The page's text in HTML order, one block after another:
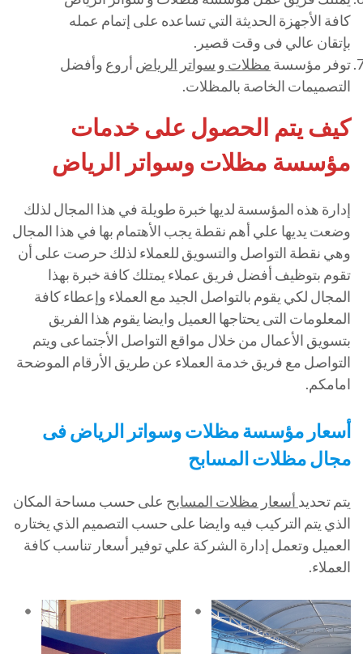
كافة الأجهزة الحديثة التي تساعده على إتمام عمله
بإتقان عالي فى وقت قصير.
توفر مؤسسة مظلات و سواتر الرياض أروع وأفضل
التصميمات الخاصة بالمظلات.
كيف يتم الحصول على خدمات
مؤسسة مظلات وسواتر الرياض
إدارة هذه المؤسسة لديها خبرة طويلة في هذا المجال لذلك
وضعت يديها علي أهم نقطة يجب الأهتمام بها في هذا المجال
وهي نقطة التواصل والتسويق للعملاء لذلك حرصت على أن
تقوم بتوظيف أفضل فريق عملاء يمتلك كافة خبرة بهذا
المجال لكي يقوم بالتواصل الجيد مع العملاء وإعطاء كافة
المعلومات التى يحتاجها العميل وايضا يقوم هذا الفريق
بتسويق الأعمال من خلال مواقع التواصل الأجتماعى ويتم
التواصل مع فريق خدمة العملاء عن طريق الأرقام الموضحة
امامكم.
أسعار مؤسسة مظلات وسواتر الرياض فى
مجال مظلات المسابح
يتم تحديد أسعار مظلات المسابح على حسب مساحة المكان
الذي يتم التركيب فيه وايضا على حسب التصميم الذي يختاره
العميل وتعمل إدارة الشركة علي توفير أسعار تناسب كافة
العملاء.